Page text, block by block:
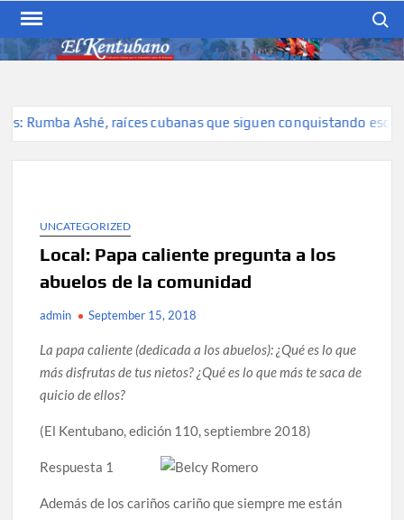
Skip
content
hispana de Kentucky
Ashé, raíces cubanas que siguen conquistando
UNCATEGORIZED
Local: Papa caliente pregunta a los
abuelos de la comunidad
admin September 15, 2018
La papa caliente (dedicada a los abuelos): ¿Qué es lo que
más disfrutas de tus nietos? ¿Qué es lo que más te saca de
quicio de ellos?
(El Kentubano, edición 110, septiembre 2018)
Respuesta 1
Además de los cariños cariño que siempre me están